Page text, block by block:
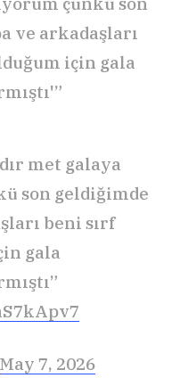
ve arkadaşları
için gala
met galaya
son geldiğimde
beni sırf
gala
May 7, 2026